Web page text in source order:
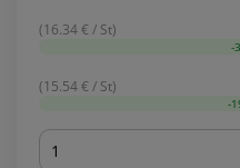
(16.34 € / St)
-
(15.54 € / St)
-
Menge